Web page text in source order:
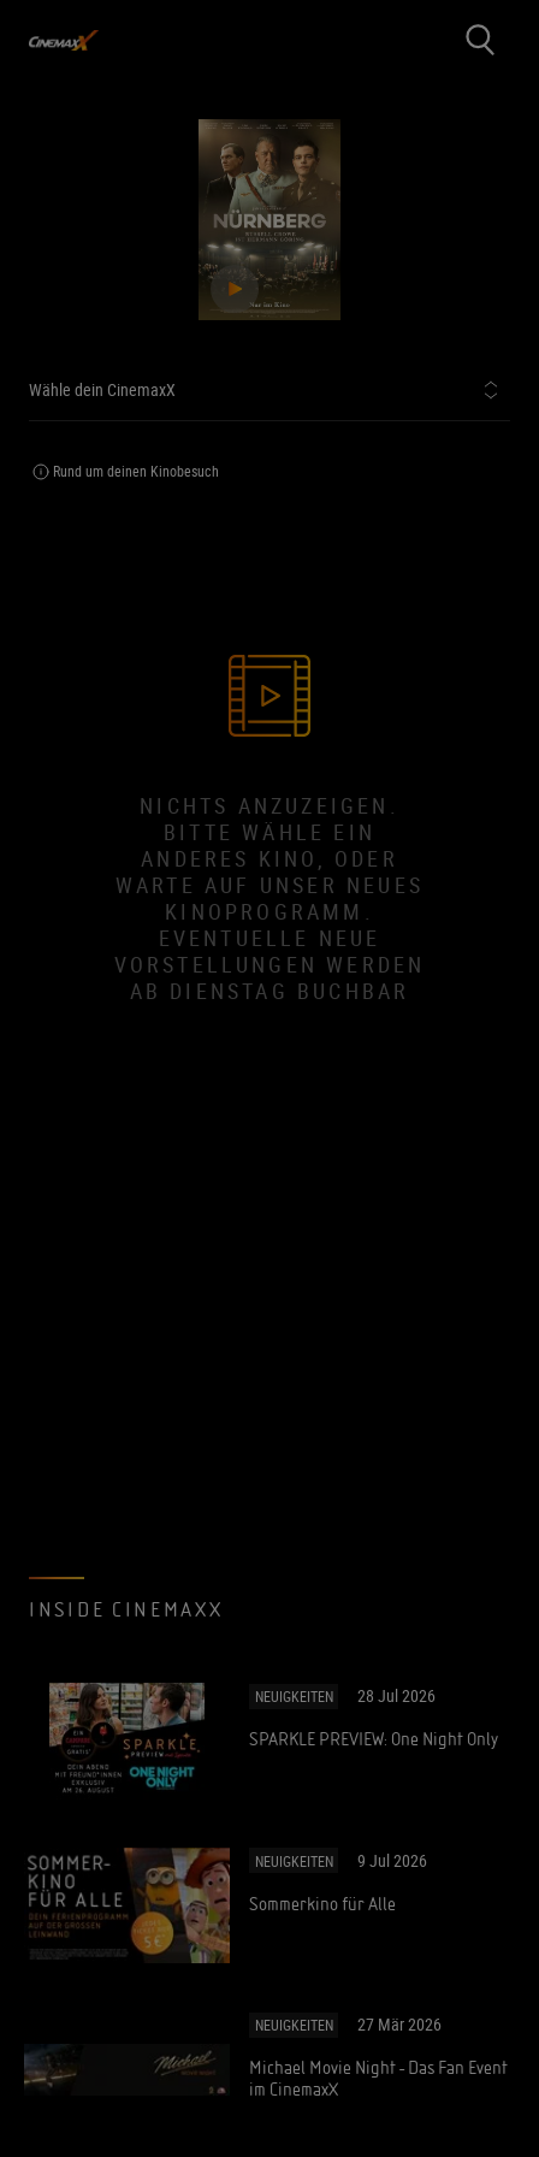
Wähle dein CinemaxX
Rund um deinen Kinobesuch
NICHTS ANZUZEIGEN.
BITTE WÄHLE EIN
ANDERES KINO, ODER
WARTE AUF UNSER NEUES
KINOPROGRAMM.
EVENTUELLE NEUE
VORSTELLUNGEN WERDEN
AB DIENSTAG BUCHBAR
INSIDE CINEMAXX
NEUIGKEITEN 28 Jul 2026
SPARKLE PREVIEW: One Night Only
NEUIGKEITEN 9 Jul 2026
Sommerkino für Alle
NEUIGKEITEN 27 Mär 2026
Michael Movie Night - Das Fan Event
im CinemaxX